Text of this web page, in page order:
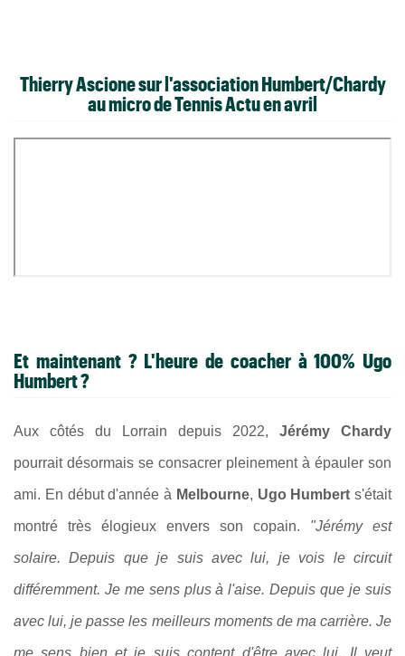
Thierry Ascione sur l'association Humbert/Chardy
au micro de Tennis Actu en avril
Et maintenant ? L'heure de coacher à 100% Ugo
Humbert ?
Aux côtés du Lorrain depuis 2022, Jérémy Chardy
pourrait désormais se consacrer pleinement à épauler son
ami. En début d'année à Melbourne, Ugo Humbert s'était
montré très élogieux envers son copain. "Jérémy est
solaire. Depuis que je suis avec lui, je vois le circuit
différemment. Je me sens plus à l'aise. Depuis que je suis
avec lui, je passe les meilleurs moments de ma carrière. Je
me sens bien et je suis content d'être avec lui. Il veut